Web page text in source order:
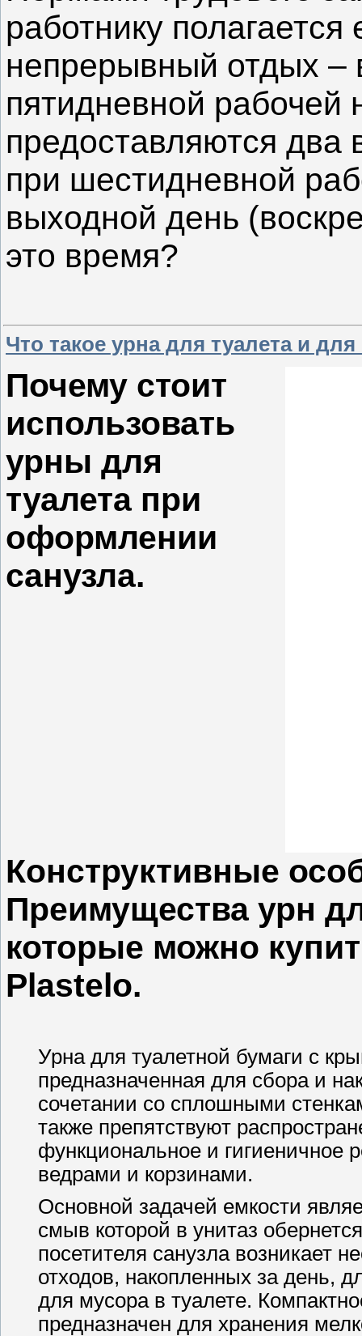
работнику
непрерывный отдых
пятидневной рабочей
предоставляются
при шестидневной
выходной день
это время?
Что такое урна для туалета и
Почему стоит
использовать
урны для
туалета при
оформлении
санузла.
Конструктивные
Преимущества урн
которые можно
Plastelo.
Урна для туалетной бумаги с
предназначенная для сбора и
сочетании со сплошными
также препятствуют
функциональное и
ведрами и корзинами.
Основной задачей емкости
смыв которой в унитаз
посетителя санузла возникает
отходов, накопленных за день,
для мусора в туалете.
предназначен для хранения